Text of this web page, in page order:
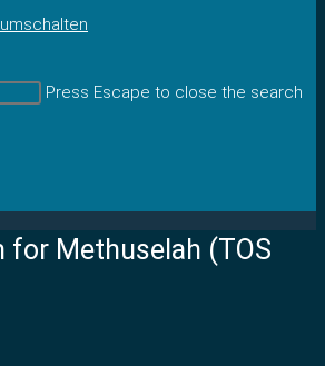
Press Escape to close the search
for Methuselah (TOS